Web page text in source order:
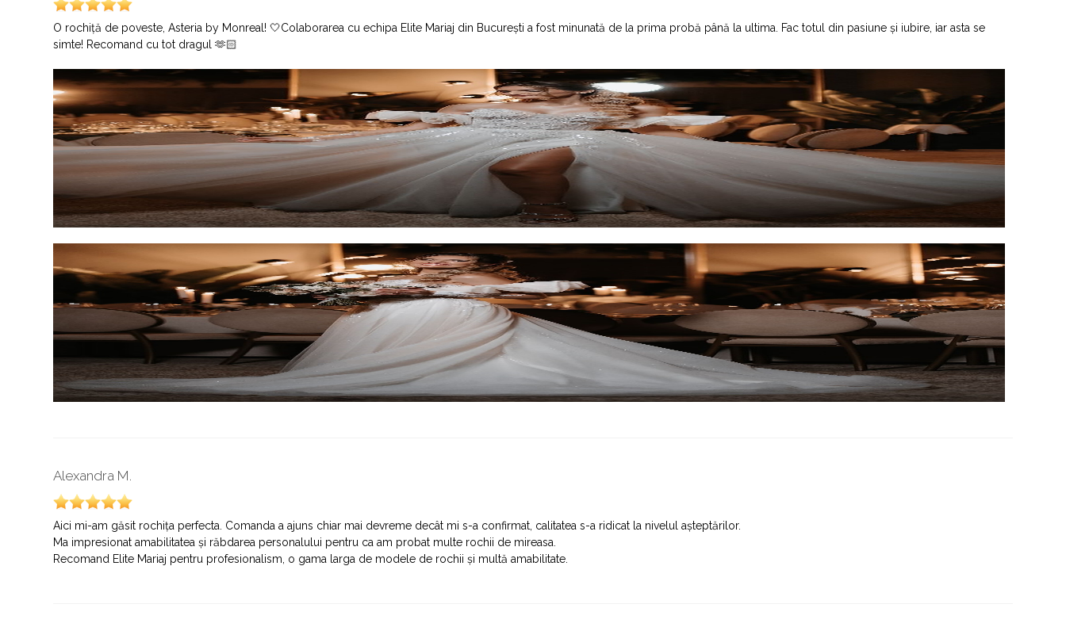
O rochiță de poveste, Asteria by Monreal! 🤍Colaborarea cu echipa Elite Mariaj din București a fost minunată de la prima probă până la ultima. Fac totul din pasiune și iubire, iar asta se
simte! Recomand cu tot dragul 🫶🏻
Alexandra M.
Aici mi-am găsit rochița perfecta. Comanda a ajuns chiar mai devreme decât mi s-a confirmat, calitatea s-a ridicat la nivelul așteptărilor.
Ma impresionat amabilitatea și răbdarea personalului pentru ca am probat multe rochii de mireasa.
Recomand Elite Mariaj pentru profesionalism, o gama larga de modele de rochii și multă amabilitate.